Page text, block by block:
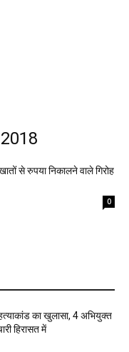
से रुपया निकालने वाले गिरोह
0
का खुलासा, 4 अभियुक्त
हिरासत में